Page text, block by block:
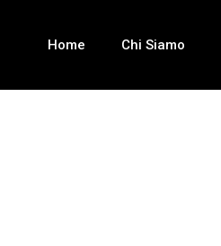
Home Chi Siamo